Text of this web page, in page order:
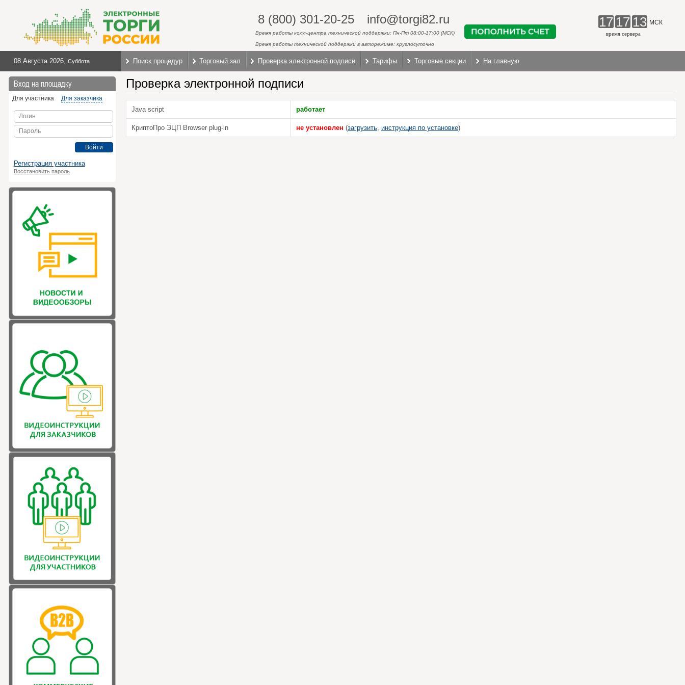
8 (800) 301-20-25 info@torgi82.ru
Время работы колл-центра технической поддержки: Пн-Пт 08:00-17:00 (МСК)
Время работы технической поддержки в авторежиме: круглосуточно
17 17 13 МСК
время сервера
08 Августа 2026, Суббота Поиск процедур Торговый зал Проверка электронной подписи Тарифы Торговые секции На главную
Вход на площадку
Для участника Для заказчика
Логин
Пароль
Войти
Регистрация участника
Восстановить пароль
Проверка электронной подписи
Java script работает
КриптоПро ЭЦП Browser plug-in не установлен (загрузить, инструкция по установке)